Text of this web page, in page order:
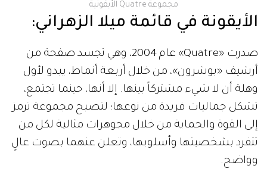
مجموعة Quatre الأيقونية
الأيقونة في قائمة ميلا الزهراني:
صدرت «Quatre» عام 2004، وهي تجسد صفحة من
أرشيف «بوشرون»، من خلال أربعة أنماط، يبدو لأول
وهلة أن لا شيء مشتركاً بينها. إلا أنها، حينما تجتمع،
تشكل جماليات فريدة من نوعها؛ لتصبح مجموعة ترمز
إلى القوة والحماية من خلال مجوهرات مثالية لكل من
تتفرد بشخصيتها وأسلوبها، وتعلن عنهما بصوت عالٍ
وواضح.